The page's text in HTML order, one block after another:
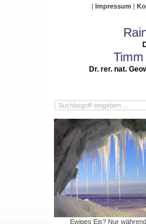
Impressum
Dr. rer. nat.
Ewiges Eis? Nur